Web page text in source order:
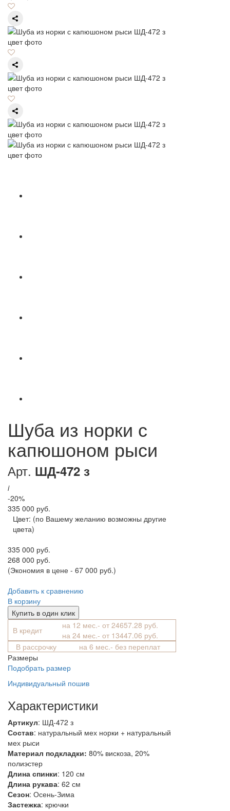
Шуба из норки с
капюшоном рыси
Арт. ШД-472 з
i
-20%
335 000 руб.
Цвет: (по Вашему желанию возможны другие
цвета)
335 000 руб.
268 000 руб.
(Экономия в цене - 67 000 руб.)
Добавить к сравнению
В корзину
Купить в один клик
В кредит
на 12 мес.- от 24657.28 руб.
на 24 мес.- от 13447.06 руб.
В рассрочку
на 6 мес.- без переплат
Размеры
Подобрать размер
Индивидуальный пошив
Характеристики
Артикул: ШД-472 з
Состав: натуральный мех норки + натуральный
мех рыси
Материал подкладки: 80% вискоза, 20%
полиэстер
Длина спинки: 120 см
Длина рукава: 62 см
Сезон: Осень-Зима
Застежка: крючки